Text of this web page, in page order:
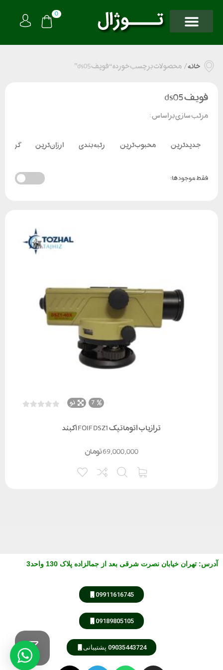
0
خانه/ محصولات برچسب خورده “فویف ds05”
فویف ds05
مرتب سازی بر اساس :
جدیدترین محبوب‌ترین رتبه بندی ارزان‌ترین
فقط موجود ها:
7 نو
ترازیاب اتوماتیک FOIF DSZ1 آکبند
تومان69,000,000
آدرس: تهران خیابان نصرت شرقی بعد از جمالزاده پلاک 130 واحد3
09911616745
09189805105
09035443724 پشتیبانی